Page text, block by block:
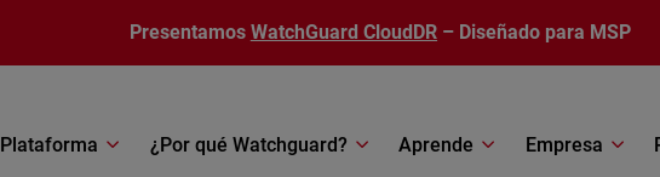
Presentamos WatchGuard CloudDR – Diseñado para MSP
Plataforma ¿Por qué Watchguard? Aprende Empresa